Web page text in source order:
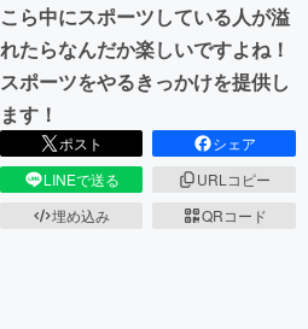
こら中にスポーツしている人が溢
れたらなんだか楽しいですよね！
スポーツをやるきっかけを提供し
ます！
ポスト
シェア
LINEで送る
URLコピー
埋め込み
QRコード